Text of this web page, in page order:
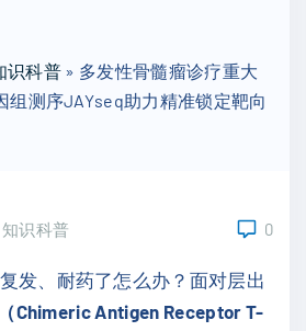
:
识科普 » 多发性骨髓瘤诊疗重大
组测序JAYseq助力精准锁定靶向
知识科普 0
发、耐药了怎么办？面对层出
Chimeric Antigen Receptor T-